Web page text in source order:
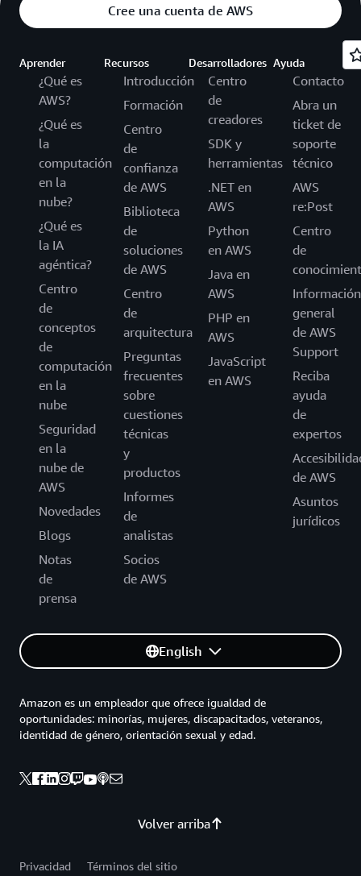
Cree una cuenta de AWS
Aprender
¿Qué es
AWS?
¿Qué es
la
computación
en la
nube?
¿Qué es
la IA
agéntica?
Centro
de
conceptos
de
computación
en la
nube
Seguridad
en la
nube de
AWS
Novedades
Blogs
Notas
de
prensa
Recursos
Introducción
Formación
Centro
de
confianza
de AWS
Biblioteca
de
soluciones
de AWS
Centro
de
arquitectura
Preguntas
frecuentes
sobre
cuestiones
técnicas
y
productos
Informes
de
analistas
Socios
de AWS
Desarrolladores
Centro
de
creadores
SDK y
herramientas
.NET en
AWS
Python
en AWS
Java en
AWS
PHP en
AWS
JavaScript
en AWS
Ayuda
Contacto
Abra un
ticket de
soporte
técnico
AWS
re:Post
Centro
de
Información
general
de AWS
Support
Reciba
ayuda
de
expertos
de AWS
Asuntos
jurídicos
English
Volver arriba
Amazon es un empleador que ofrece igualdad de
oportunidades: minorías, mujeres, discapacitados, veteranos,
identidad de género, orientación sexual y edad.
Privacidad Términos del sitio